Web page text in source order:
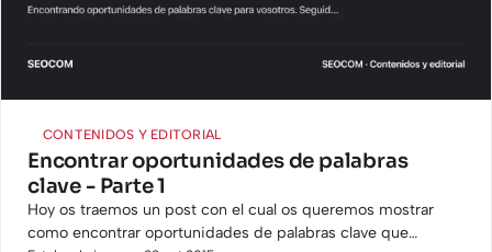
CONTENIDOS Y EDITORIAL
Encontrar oportunidades de palabras
clave - Parte 1
Hoy os traemos un post con el cual os queremos mostrar
como encontrar oportunidades de palabras clave que